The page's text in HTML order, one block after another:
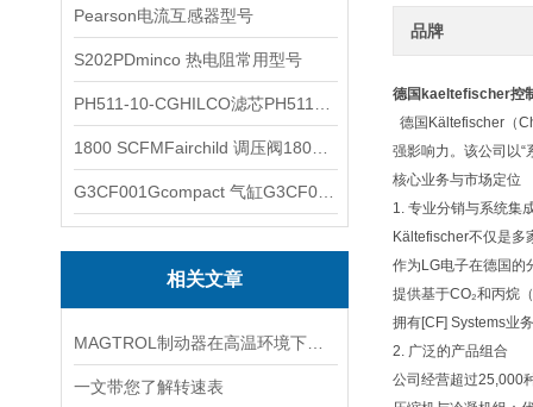
Pearson电流互感器型号
S202PDminco 热电阻常用型号
相关文章
一文带您了解转速表
品牌
德国kaeltefischer控
德国Kältefischer（
强影响力。该公司以
核心业务与市场定位
1. ‌专业分销与系统集
Kältefischer不仅是多
作为‌LG电子在德国的
提供基于CO₂和丙烷
拥有‌[CF] Systems‌业
2. ‌广泛的产品组合‌
公司经营超过25,000